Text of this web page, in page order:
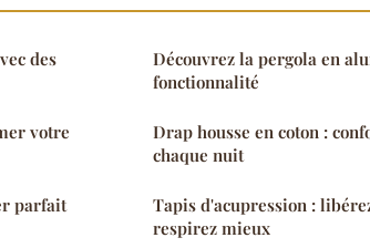
des
votre
parfait
Découvrez la pergola en
fonctionnalité
Drap housse en coton :
chaque nuit
Tapis d'acupression :
respirez mieux